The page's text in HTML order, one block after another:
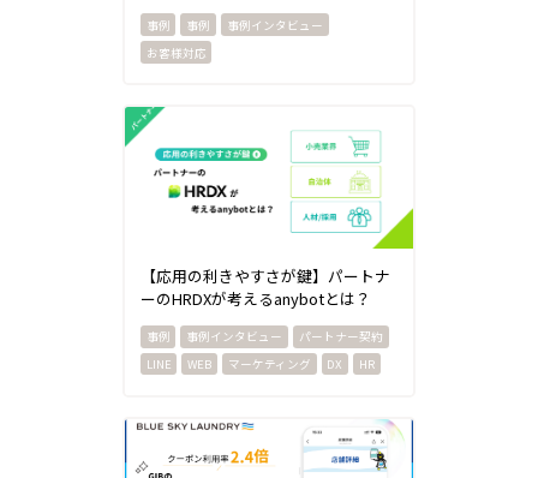
事例
事例インタビュー
お客様対応
【応用の利きやすさが鍵】パートナ
ーのHRDXが考えるanybotとは？
事例インタビュー
パートナー契約
LINE
WEB マーケティング DX HR